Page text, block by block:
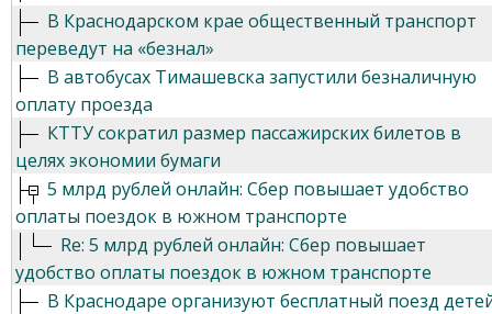
В Краснодарском крае общественный транспорт
переведут на «безнал»
В автобусах Тимашевска запустили безналичную
оплату проезда
КТТУ сократил размер пассажирских билетов в
целях экономии бумаги
5 млрд рублей онлайн: Сбер повышает удобство
оплаты поездок в южном транспорте
Re: 5 млрд рублей онлайн: Сбер повышает
удобство оплаты поездок в южном транспорте
В Краснодаре организуют бесплатный поезд